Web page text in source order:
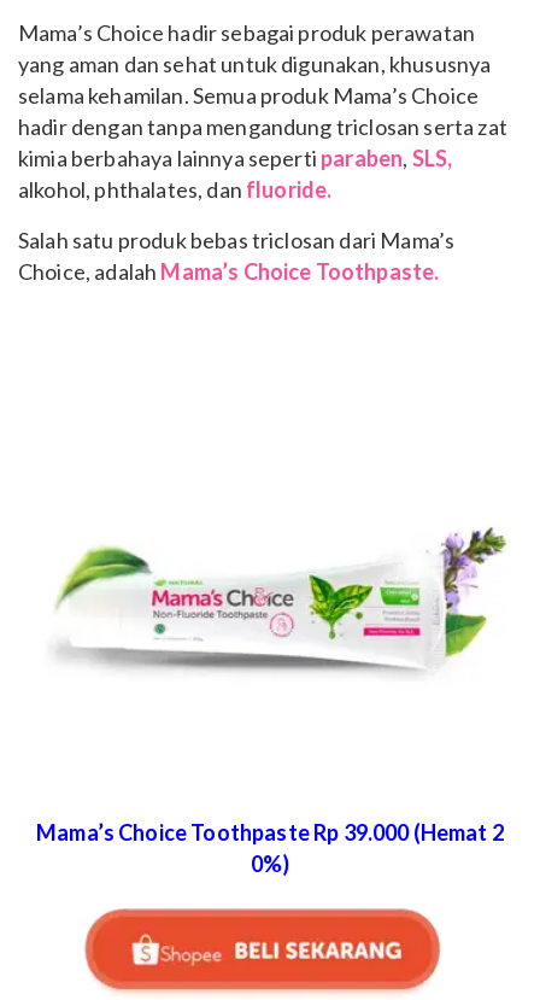
Mama’s Choice hadir sebagai produk perawatan
yang aman dan sehat untuk digunakan, khususnya
selama kehamilan. Semua produk Mama’s Choice
hadir dengan tanpa mengandung triclosan serta zat
kimia berbahaya lainnya seperti paraben, SLS,
alkohol, phthalates, dan fluoride.
Salah satu produk bebas triclosan dari Mama’s
Choice, adalah Mama’s Choice Toothpaste.
Mama’s Choice Toothpaste Rp 39.000 (Hemat 2
0%)